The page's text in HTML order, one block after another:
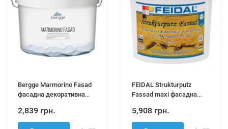
Bergge Marmorino Fasad
фасадна декоративна
2,839 грн.
FEIDAL Strukturputz
Fassad maxi фасадна
20 кг
5,908 грн.